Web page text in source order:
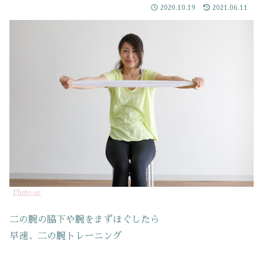
2020.10.19 2021.06.11
Photo-ac
二の腕の脇下や腕をまずほぐしたら
早速、二の腕トレーニング